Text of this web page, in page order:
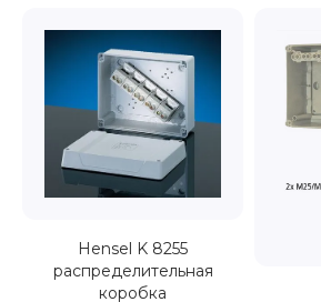
Hensel K 8255
распределительная
коробка